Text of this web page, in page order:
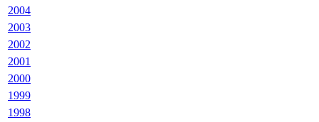
2004
2003
2002
2001
2000
1999
1998